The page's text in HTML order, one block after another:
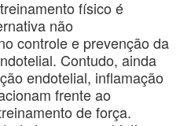
físico é
não
controle e prevenção da
Contudo, ainda
endotelial, inflamação
frente ao
de força.